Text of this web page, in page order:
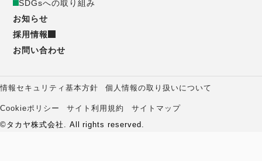
ッ
タ
ー
メ
SDGsへの取り組み
お知らせ
採用情報
お問い合わせ
コ
ー
情報セキュリティ基本方針 個人情報の取り扱いについて
Cookieポリシー サイト利用規約
サイトマップ
©タカヤ株式会社. All rights reserved.